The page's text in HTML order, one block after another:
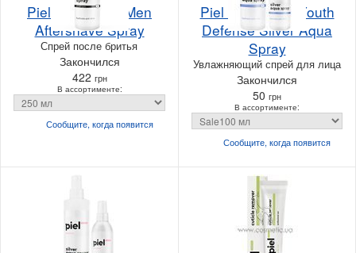
Piel Cosmetics Men
Aftershave Spray
Спрей после бритья
Закончился
422 грн
В ассортименте:
Сообщите, когдапоявится
Piel Cosmetics Youth
Defense Silver Aqua
Spray
Увлажняющий спрей для лица
Закончился
50 грн
В ассортименте:
Сообщите, когдапоявится